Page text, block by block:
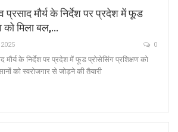
मौर्य के निर्देश पर प्रदेश में फूड
को मिला बल,…
0
के निर्देश पर प्रदेश में फूड प्रोसेसिंग प्रशिक्षण को
को स्वरोजगार से जोड़ने की तैयारी